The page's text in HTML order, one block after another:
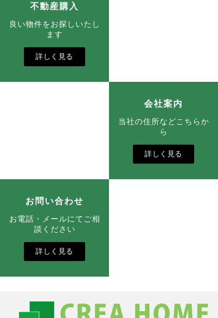
不動産購入
良い物件をお探しいたし
ます
詳しく見る
会社案内
当社の住所などこちらか
ら
詳しく見る
お問い合わせ
お電話・メールにてご相
談ください
詳しく見る